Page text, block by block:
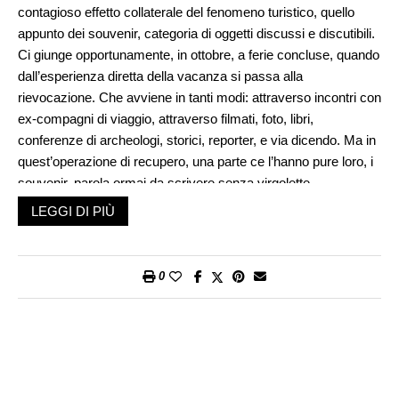
contagioso effetto collaterale del fenomeno turistico, quello
appunto dei souvenir, categoria di oggetti discussi e discutibili.
Ci giunge opportunamente, in ottobre, a ferie concluse, quando
dall’esperienza diretta della vacanza si passa alla
rievocazione. Che avviene in tanti modi: attraverso incontri con
ex-compagni di viaggio, attraverso filmati, foto, libri,
conferenze di archeologi, storici, reporter, e via dicendo. Ma in
quest’operazione di recupero, una parte ce l’hanno pure loro, i
souvenir, parola ormai da scrivere senza virgolette.
Nell’accezione italiana, ufficializzata dai dizionari, definisce
inconfondibilmente cose, per lo più di poco prezzo, banali,
quotidiano. Destinate a svolgere la funzione di testimoni, e
LEGGI DI PIÙ
0